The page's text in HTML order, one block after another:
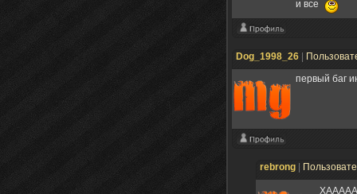
и все
Dog_1998_26
первый баг
rebrong